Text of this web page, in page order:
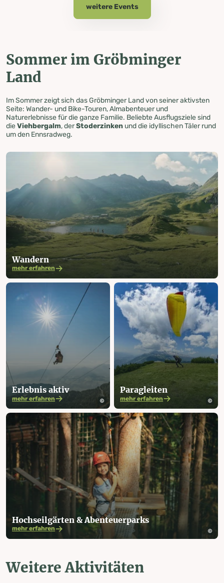
weitere Events
Sommer im Gröbminger
Land
Im Sommer zeigt sich das Gröbminger Land von seiner aktivsten
Seite: Wander- und Bike-Touren, Almabenteuer und
Naturerlebnisse für die ganze Familie. Beliebte Ausflugsziele sind
dieViehbergalm, derStoderzinken und die idyllischen Täler rund
um den Ennsradweg.
Wandern
mehr erfahren
Hochseil­gärten & Abenteuer­parks
mehr erfahren
Erlebnis aktiv
mehr erfahren
Paragleiten
mehr erfahren
Weitere Aktivitäten